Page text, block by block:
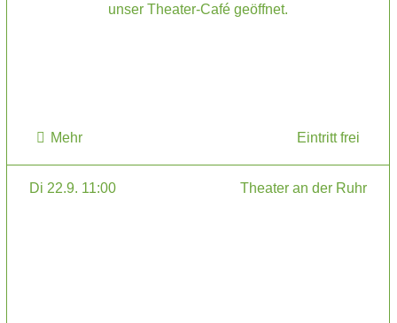
unser Theater-Café geöffnet.
Mehr Eintritt frei
Di 22.9. 11:00 Theater an der Ruhr